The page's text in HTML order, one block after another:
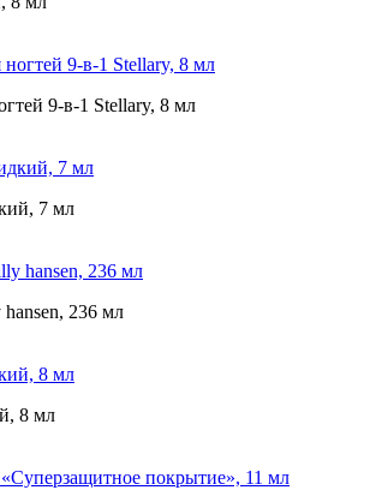
9-в-1 Stellary, 8 мл
7 мл
236 мл
8 мл